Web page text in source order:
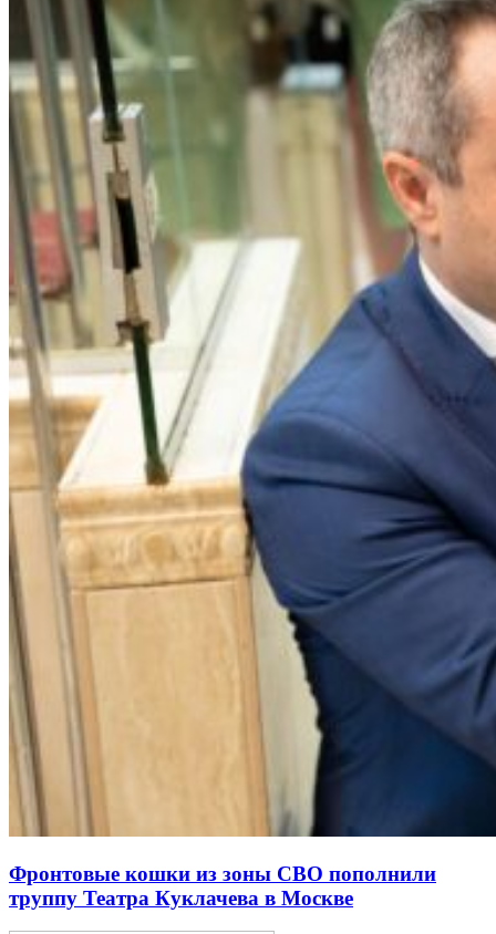
Фронтовые кошки из зоны СВО пополнили
труппу Театра Куклачева в Москве